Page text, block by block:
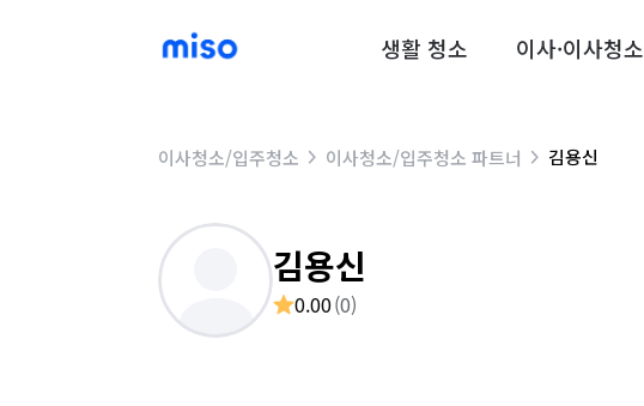
생활 청소 이사·이사청소
이사청소/입주청소 이사청소/입주청소 파트너 김용신
김용신
0.00(0)